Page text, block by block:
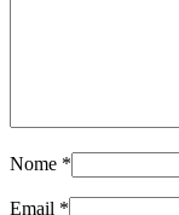
Nome *
Email *